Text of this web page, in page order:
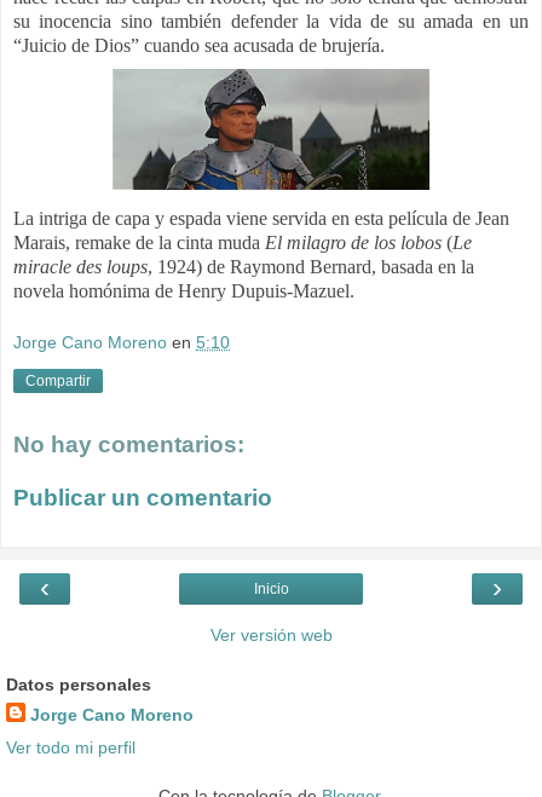
su inocencia sino también defender la vida de su amada en un
“Juicio de Dios” cuando sea acusada de brujería.
La intriga de capa y espada viene servida en esta película de Jean
Marais, remake de la cinta muda El milagro de los lobos (Le
miracle des loups, 1924) de Raymond Bernard, basada en la
novela homónima de Henry Dupuis-Mazuel.
Jorge Cano Moreno en 5:10
Compartir
No hay comentarios:
Publicar un comentario
‹ ›
Inicio
Ver versión web
Datos personales
Jorge Cano Moreno
Ver todo mi perfil